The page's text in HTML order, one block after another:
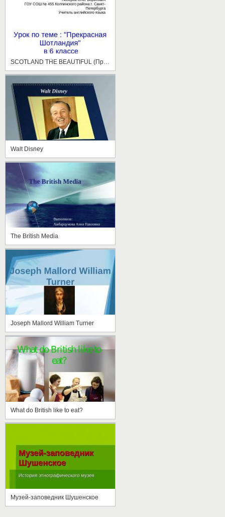
Walt Disney
The British Media
Joseph Mallord William Turner
What do British like to eat?
Музей-заповедник Шушенское